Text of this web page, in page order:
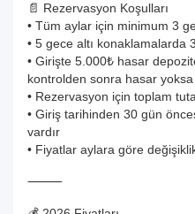
📄 Rezervasyon Koşulları
• Tüm aylar için minimum 3
• 5 gece altı konaklamalarda
• Girişte 5.000₺ hasar
kontrolden sonra hasar
• Rezervasyon için toplam
• Giriş tarihinden 30 gün
vardır
• Fiyatlar aylara göre
⸻